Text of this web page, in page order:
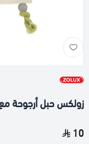
زولكس حبل أرجوحة
10